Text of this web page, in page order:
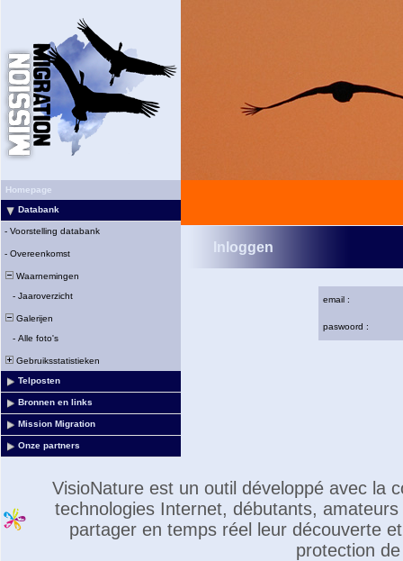
Homepage
Databank
- Voorstelling databank
- Overeenkomst
Waarnemingen
- Jaaroverzicht
Galerijen
- Alle foto's
Gebruiksstatistieken
Telposten
Bronnen en links
Mission Migration
Onze partners
Inloggen
email :
paswoord :
VisioNature est un outil développé avec la
technologies Internet, débutants,
partager en temps réel leur découverte
protection